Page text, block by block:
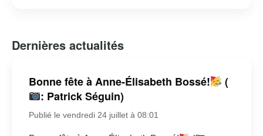
Dernières actualités
Bonne fête à Anne-Élisabeth Bossé!
(
: Patrick Séguin)
Publié le vendredi 24 juillet à 08:01